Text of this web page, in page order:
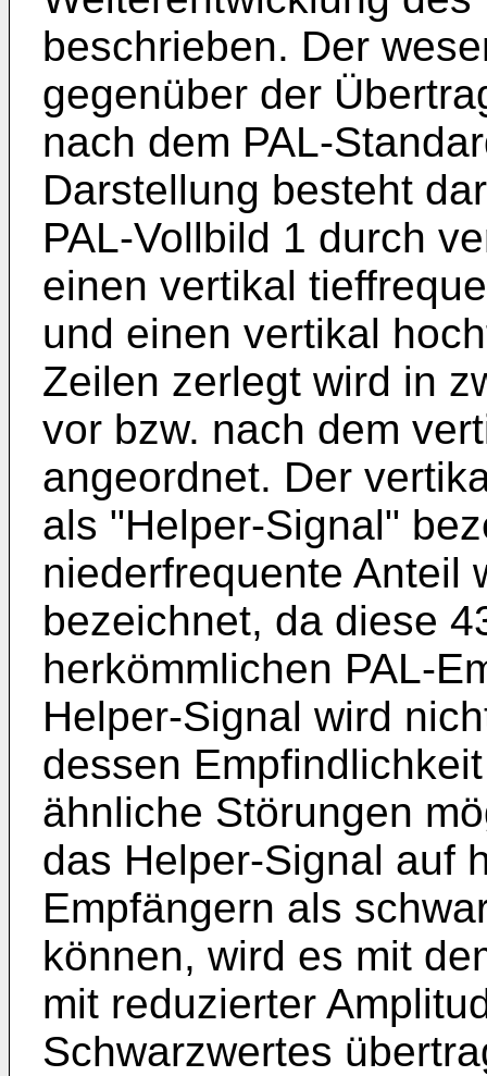
beschrieben. Der
gegenüber der
nach dem PAL-
Darstellung besteht
PAL-Vollbild 1 durch
einen vertikal
und einen vertikal
Zeilen zerlegt wird in
vor bzw. nach dem
angeordnet. Der
als "Helper-Signal"
niederfrequente Anteil
bezeichnet, da diese
herkömmlichen PAL-
Helper-Signal wird
dessen
ähnliche Störungen
das Helper-Signal auf
Empfängern als
können, wird es mit
mit reduzierter
Schwarzwertes